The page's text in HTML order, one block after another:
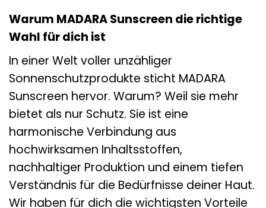
Warum MADARA Sunscreen die richtige
Wahl für dich ist
In einer Welt voller unzähliger
Sonnenschutzprodukte sticht MADARA
Sunscreen hervor. Warum? Weil sie mehr
bietet als nur Schutz. Sie ist eine
harmonische Verbindung aus
hochwirksamen Inhaltsstoffen,
nachhaltiger Produktion und einem tiefen
Verständnis für die Bedürfnisse deiner Haut.
Wir haben für dich die wichtigsten Vorteile